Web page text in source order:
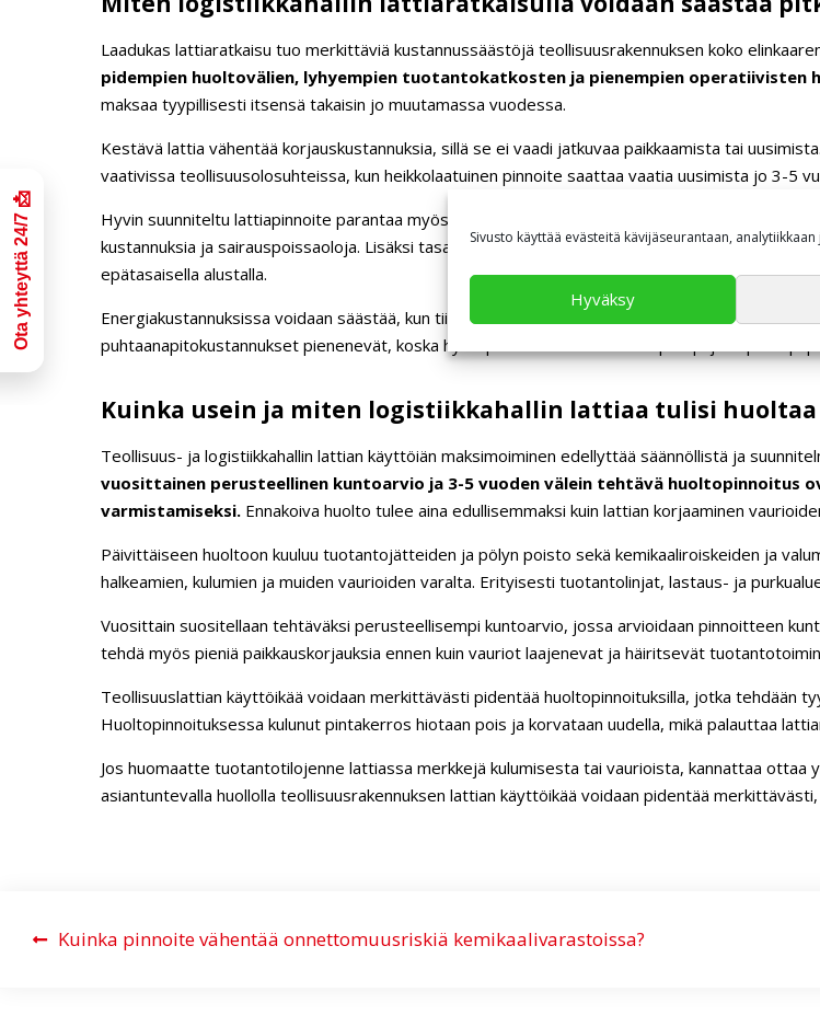
Sivusto käyttää evästeitä kävijäseurantaan,
Hyväksy
Laadukas lattiaratkaisu tuo merkittäviä kustannussäästöjä teollisuusrakennuksen koko
pidempien huoltovälien, lyhyempien tuotantokatkosten ja pienempien operatiivisten
maksaa tyypillisesti itsensä takaisin jo muutamassa vuodessa.
Kestävä lattia vähentää korjauskustannuksia, sillä se ei vaadi jatkuvaa paikkaamista tai
vaativissa teollisuusolosuhteissa, kun heikkolaatuinen pinnoite saattaa vaatia uusimista jo 3-5
Hyvin suunniteltu lattiapinnoite parantaa myös työturvallisuutta vähentämällä liukastumis- ja
kustannuksia ja sairauspoissaoloja. Lisäksi tasainen ja kestävä lattia vähentää
epätasaisella alustalla.
Energiakustannuksissa voidaan säästää, kun tiivis lattiapinnoite estää lämmön karkaamisen
puhtaanapitokustannukset pienenevät, koska hyvin pinnoitettu lattia on helpompi ja nopeampi
Kuinka usein ja miten logistiikkahallin lattiaa tulisi
Teollisuus- ja logistiikkahallin lattian käyttöiän maksimoiminen edellyttää säännöllistä ja
vuosittainen perusteellinen kuntoarvio ja 3-5 vuoden välein tehtävä
varmistamiseksi. Ennakoiva huolto tulee aina edullisemmaksi kuin lattian korjaaminen
Päivittäiseen huoltoon kuuluu tuotantojätteiden ja pölyn poisto sekä kemikaaliroiskeiden ja
halkeamien, kulumien ja muiden vaurioiden varalta. Erityisesti tuotantolinjat, lastaus- ja
Vuosittain suositellaan tehtäväksi perusteellisempi kuntoarvio, jossa arvioidaan pinnoitteen
tehdä myös pieniä paikkauskorjauksia ennen kuin vauriot laajenevat ja häiritsevät
Teollisuuslattian käyttöikää voidaan merkittävästi pidentää huoltopinnoituksilla, jotka tehdään
Huoltopinnoituksessa kulunut pintakerros hiotaan pois ja korvataan uudella, mikä palauttaa
Jos huomaatte tuotantotilojenne lattiassa merkkejä kulumisesta tai vaurioista, kannattaa ottaa
asiantuntevalla huollolla teollisuusrakennuksen lattian käyttöikää voidaan pidentää
A Kuinka pinnoite vähentää onnettomuusriskiä kemikaalivarastoissa?